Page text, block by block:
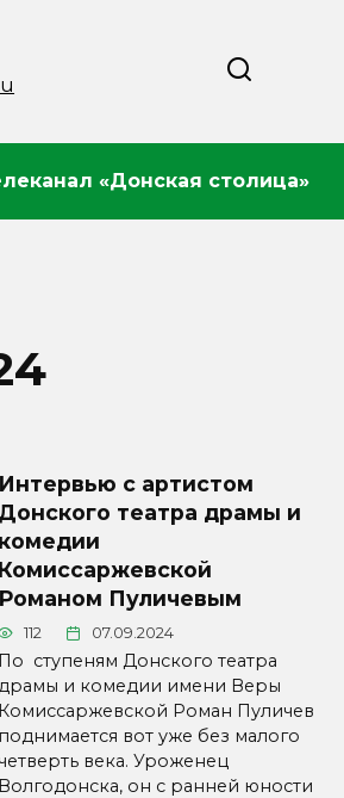
«Донская столица»
Интервью с артистом
Донского театра драмы и
комедии
Комиссаржевской
Романом Пуличевым
112 07.09.2024
По ступеням Донского театра
и комедии имени Веры
Комиссаржевской Роман Пуличев
поднимается вот уже без малого
века. Уроженец
Волгодонска, он с ранней юности